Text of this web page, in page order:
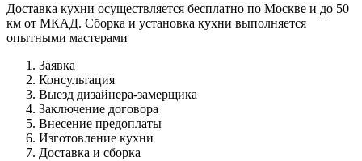
Доставка кухни осуществляется бесплатно по Москве и до 50
км от МКАД. Сборка и установка кухни выполняется
опытными мастерами
Заявка
Консультация
Выезд дизайнера-замерщика
Заключение договора
Внесение предоплаты
Изготовление кухни
Доставка и сборка